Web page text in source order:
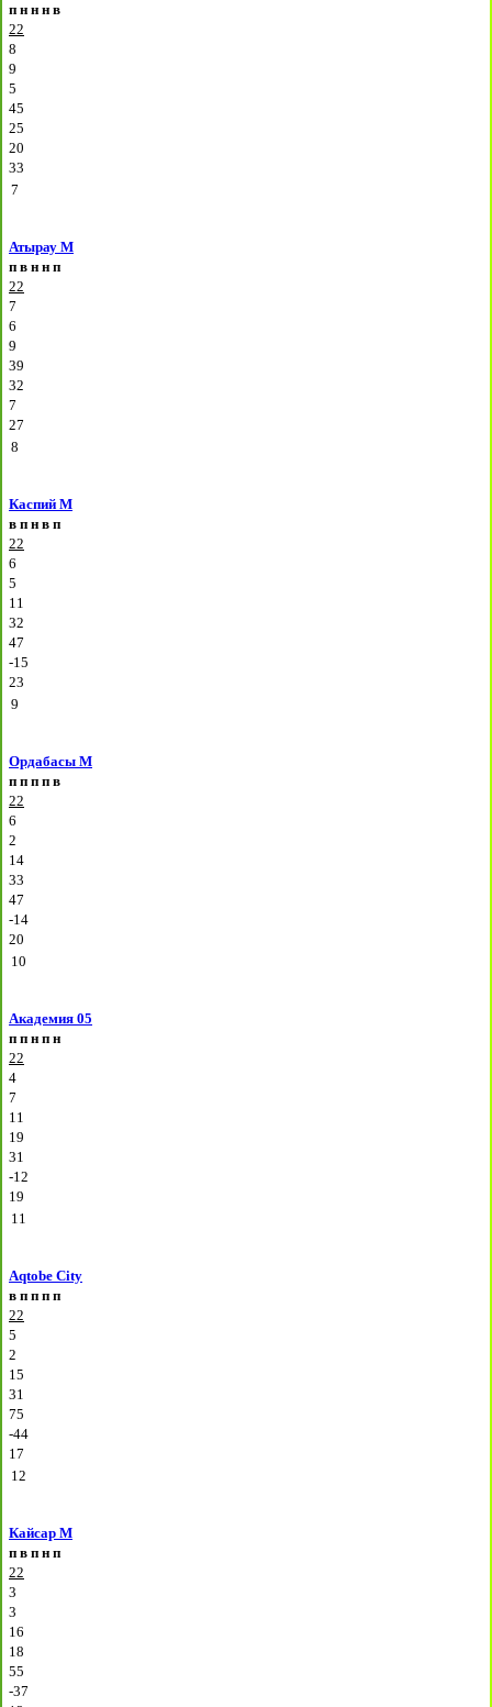
п н н н в
22
8
9
5
45
25
20
33
7
Атырау М
п в н н п
22
7
6
9
39
32
7
27
8
Каспий М
в п н в п
22
6
5
11
32
47
-15
23
9
Ордабасы М
п п п п в
22
6
2
14
33
47
-14
20
10
Академия 05
п п н п н
22
4
7
11
19
31
-12
19
11
Aqtobe City
в п п п п
22
5
2
15
31
75
-44
17
12
Кайсар М
п в п н п
22
3
3
16
18
55
-37